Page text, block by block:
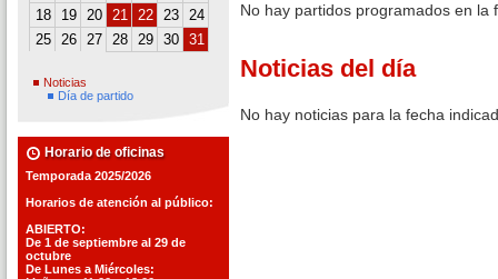
18
19 20 21 22 23 24
25 26 27 28 29 30 31
Noticias
Día de partido
Horario de oficinas
Temporada 2025/2026
Horarios de atención al público:
ABIERTO:
De 1 de septiembre al 29 de
octubre
De Lunes a Miércoles:
No hay partidos programados en la
Noticias del día
No hay noticias para la fecha